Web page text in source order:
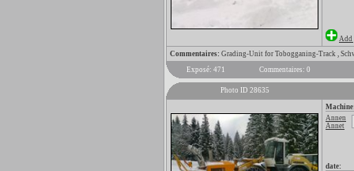
Add
Commentaires: Grading-Unit for Tobogganing-Track ,
Exposé: 471
Commentaires: 0
Photo ID 28635
Annen
Annet
date: